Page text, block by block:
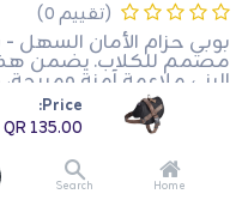
Price:
135.00
Home
Search
(تقييم 0)
بوبي حزام الأمان السهل
مصمم للكلاب. يضمن هذا
البني ملاءمة آمنة
والأنشطة الخارجية. إنه
الراحة لأصحاب الحيوانات
الكلاب الذين يبحثون عن
الأليفة.
135.00